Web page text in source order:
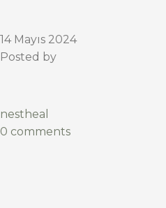
14 Mayıs 2024
Posted by
nestheal
0 comments